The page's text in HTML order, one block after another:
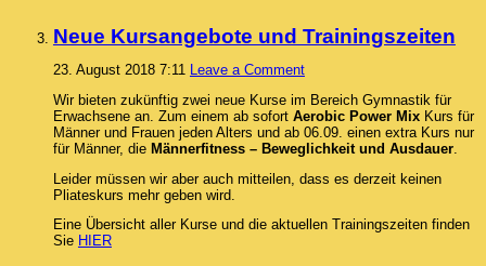
Neue Kursangebote und Trainingszeiten
23. August 2018 7:11
Leave a Comment
Wir bieten zukünftig zwei neue Kurse im Bereich Gymnastik für
Erwachsene an. Zum einem ab sofort Aerobic Power MixKurs für
Männer und Frauen jeden Alters und ab 06.09. einen extra Kurs nur
für Männer, die Männerfitness – Beweglichkeit und Ausdauer.
Leider müssen wir aber auch mitteilen, dass es derzeit keinen
Pliateskurs mehr geben wird.
Eine Übersicht aller Kurse und die aktuellen Trainingszeiten finden
Sie HIER